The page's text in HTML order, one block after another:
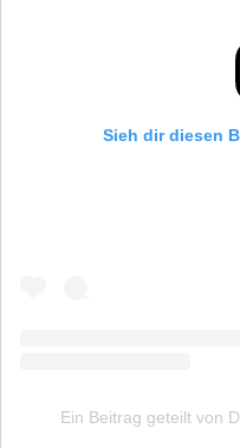
Sieh dir diesen
Ein Beitrag geteilt von